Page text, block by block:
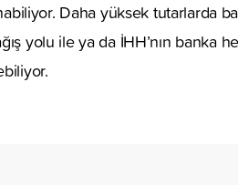
Daha yüksek tutarlarda
yolu ile ya da İHH’nın banka